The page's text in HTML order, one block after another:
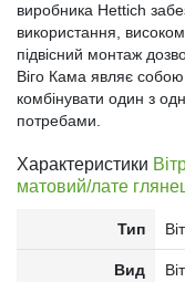
виробника Hettich
використання,
підвісний монтаж
Віго Кама являє
комбінувати один з
потребами.
Характеристики
матовий/лате
Тип
Вид